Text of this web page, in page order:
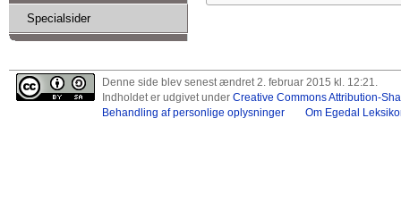
Specialsider
Denne side blev senest ændret 2. februar 2015 kl. 12:21.
Indholdet er udgivet under Creative Commons Attribution-
Behandling af personlige oplysninger
Om Egedal